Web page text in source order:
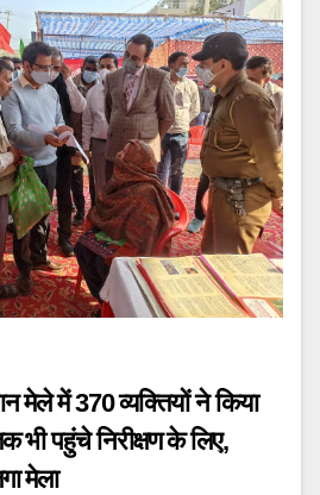
व्यक्तियों ने किया
भी पहुंचे निरीक्षण के लिए,
मेला